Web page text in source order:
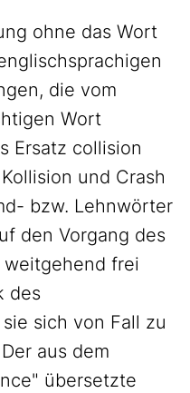
ohne das Wort
die vom
Wort
Ersatz collision
und Crash
bzw. Lehnwörter
den Vorgang des
weitgehend frei
des
sich von Fall zu
aus dem
übersetzte